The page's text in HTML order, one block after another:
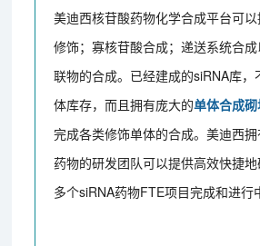
美迪西核苷酸药物化学合成平台可以
修饰；寡核苷酸合成；递送系统合
联物的合成。已经建成的siRNA库，
体库存，而且拥有庞大的单体合成
完成各类修饰单体的合成。美迪西
药物的研发团队可以提供高效快捷
多个siRNA药物FTE项目完成和进行